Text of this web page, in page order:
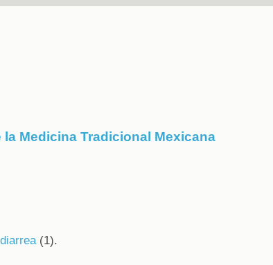
Medicina Tradicional Mexicana
diarrea(1).